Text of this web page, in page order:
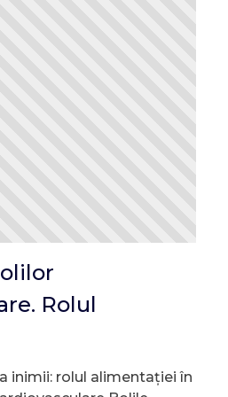
Rolul
inimii: rolul alimentației în